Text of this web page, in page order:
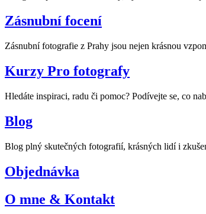
Zásnubní focení
Zásnubní fotografie z Prahy jsou nejen krásnou
Kurzy Pro fotografy
Hledáte inspiraci, radu či pomoc? Podívejte se, co
Blog
Blog plný skutečných fotografií, krásných lidí i
Objednávka
O mne & Kontakt